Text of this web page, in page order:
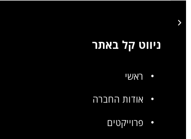
ניווט קל באתר
ראשי
אודות החברה
פרוייקטים